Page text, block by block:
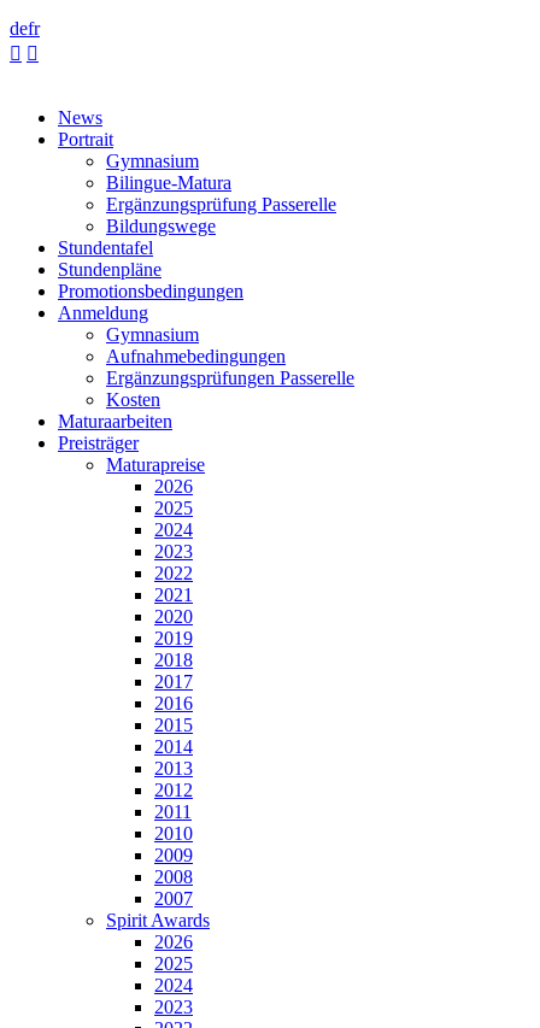
defr
 
News
Portrait
Gymnasium
Bilingue-Matura
Ergänzungsprüfung Passerelle
Bildungswege
Stundentafel
Stundenpläne
Promotionsbedingungen
Anmeldung
Gymnasium
Aufnahmebedingungen
Ergänzungsprüfungen Passerelle
Kosten
Maturaarbeiten
Preisträger
Maturapreise
2026
2025
2024
2023
2022
2021
2020
2019
2018
2017
2016
2015
2014
2013
2012
2011
2010
2009
2008
2007
Spirit Awards
2026
2025
2024
2023